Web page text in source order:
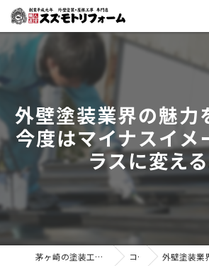
外壁塗装業界の魅力
今度はマイナスイメ
ラスに変える
茅ヶ崎の塗装工事はスズモトリフォーム コラム 外壁塗装業界の魅力を大公